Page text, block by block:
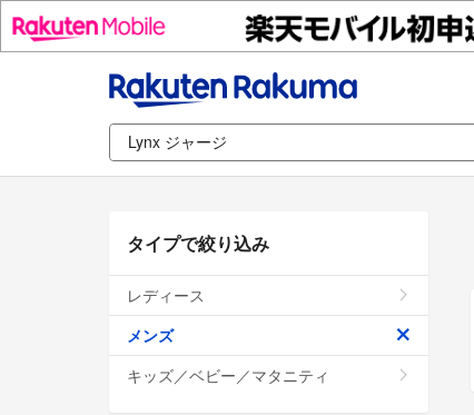
タイプで絞り込み
レディース
メンズ
キッズ／ベビー／マタニティ